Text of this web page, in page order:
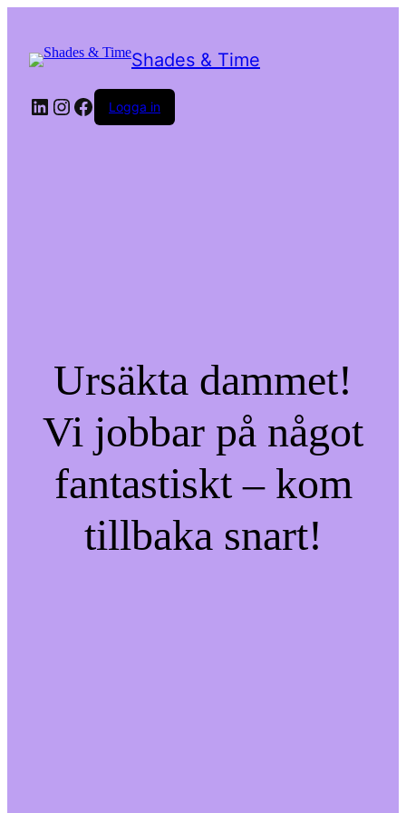
Shades & Time
LinkedIn
Instagram
Facebook
Logga in
Ursäkta dammet!
Vi jobbar på något
fantastiskt – kom
tillbaka snart!